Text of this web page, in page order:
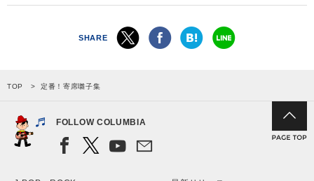
SHARE
TOP 定番！寄席囃子集
FOLLOW COLUMBIA